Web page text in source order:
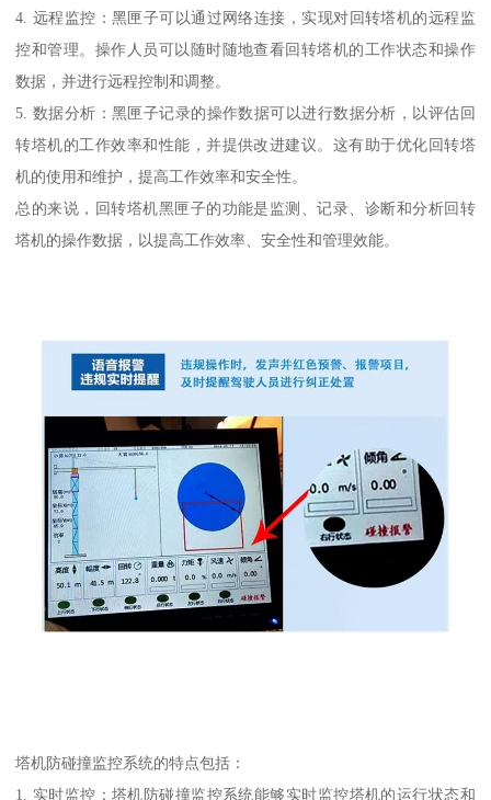
4. 远程监控：黑匣子可以通过网络连接，实现对回转塔机的远程监
控和管理。操作人员可以随时随地查看回转塔机的工作状态和操作
数据，并进行远程控制和调整。
5. 数据分析：黑匣子记录的操作数据可以进行数据分析，以评估回
转塔机的工作效率和性能，并提供改进建议。这有助于优化回转塔
机的使用和维护，提高工作效率和安全性。
总的来说，回转塔机黑匣子的功能是监测、记录、诊断和分析回转
塔机的操作数据，以提高工作效率、安全性和管理效能。
塔机防碰撞监控系统的特点包括：
1. 实时监控：塔机防碰撞监控系统能够实时监控塔机的运行状态和